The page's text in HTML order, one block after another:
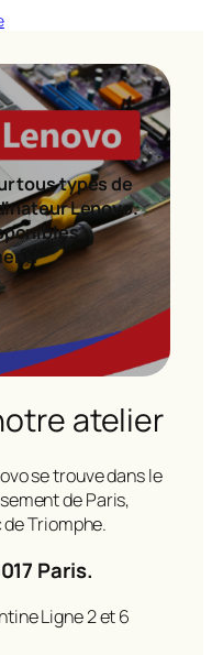
tous types de
Lenovo.
atelier
se trouve dans le
de Paris,
Triomphe.
Paris.
Ligne 2 et 6